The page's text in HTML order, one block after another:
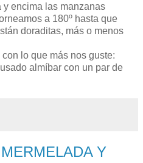
encima las manzanas
a 180º hasta que
doraditas, más o menos
lo que más nos guste:
almíbar con un par de
Y